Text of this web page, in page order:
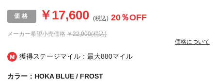
獲得ステージマイル：最大880マイル
メーカー希望小売価格 ￥22,000(税込)
￥17,600 (税込) 20％OFF
価格について
カラー：HOKA BLUE / FROST